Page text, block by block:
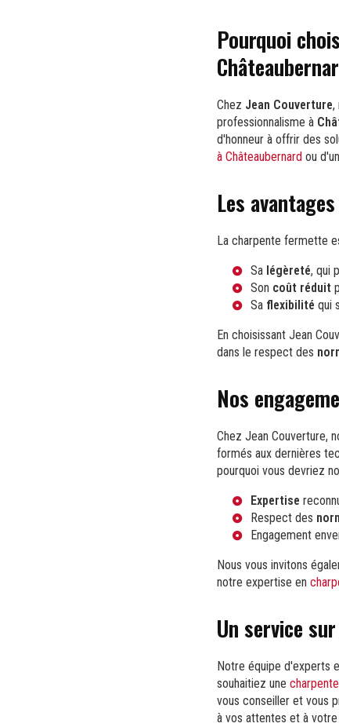
Pourquoi
Chez Jean Couverture,
professionnalisme à
d'honneur à offrir des
à Châteaubernard ou
Les
La charpente fermette
Sa légèreté, qui
Son coût réduit
Sa flexibilité qui
En choisissant Jean
dans le respect des
Nos
Chez Jean Couverture,
formés aux dernières
pourquoi vous devriez
Expertise
Respect des
Engagement
Nous vous invitons
notre expertise en
Un service
Notre équipe d'experts
souhaitiez une
vous conseiller et vous
à vos attentes et à